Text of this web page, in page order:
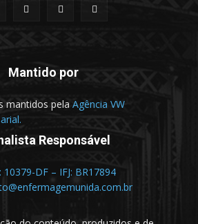
Mantido por
mantidos pela Agência VW
Responsável
DF – IFJ: BR17894